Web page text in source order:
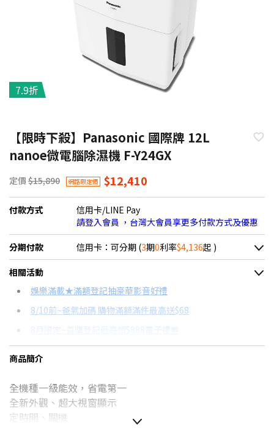
7.9折
【限時下殺】Panasonic 國際牌 12L
nanoe微電腦除濕機 F-Y24GX
定價 $15,890 網路限定價 $12,410
付款方式
信用卡/LINE Pay
請登入會員 ，台灣大會員享更多付款方式及優惠
分期付款 信用卡：可分期 (3期0利率$4,136起 )
＊實際可分期數、適用利率，請以購物車顯示為主
信用卡分期
分期數
12期
24期
每期金額 配合銀行/業者
相關活動
娛樂滿載★滿額登記抽豪華影音好禮
8/10前~爸氣加碼 購物滿額滿件最高送$68
8月限定~首購登記最高領$888電子禮券
台灣大哥大Open Possible聯名卡滿額最高回饋25%
電視降到底破盤
除濕機挑選七大重點！→點我看達人教你買
商品簡介
全機種一級能效，省電第一
全新外觀、超大視窗顯示
定時開、關機